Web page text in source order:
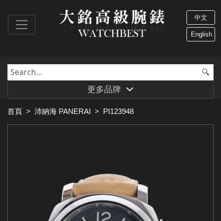
中文
English
更多品牌
首頁 > 沛納海 PANERAI > PI123948